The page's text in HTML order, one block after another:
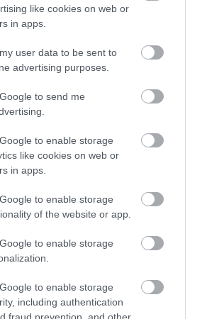
like cookies on web or
in apps.
user data to be sent to
advertising purposes.
to send me
to enable storage
like cookies on web or
in apps.
to enable storage
of the website or app.
to enable storage
to enable storage
including authentication
fraud prevention, and other
AZ ENDODONCIÁBAN
NÉLKÜLÖZHETETLEN ESZKÖZÖK
BELVÁROSÁBAN: ÜZLETEK KIRAKATA...
2026. augusztus 09|Riasztó
IS ELLENTMONDOTT A VOL...
2026. augusztus 09|Mindenki ügye
A GYAKORNOKI MUNKA: LEHETŐSÉGEK ÉS
KIHÍVÁSOK A KARRIER KE...
35 PERCES TANÓRÁK ÉS KEVESEBB HÁZI
FELADAT JÖHET AZ ALSÓ ...